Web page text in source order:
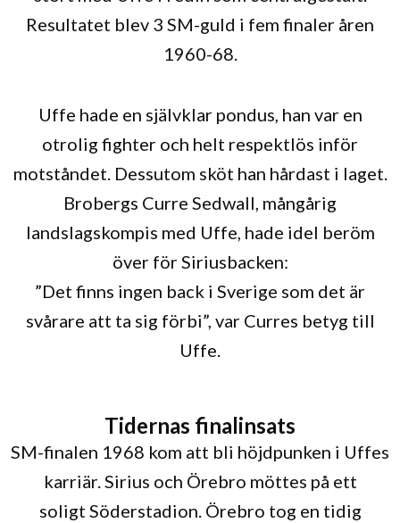
Resultatet blev 3 SM-guld i fem finaler åren
1960-68.
Uffe hade en självklar pondus, han var en
otrolig fighter och helt respektlös inför
motståndet. Dessutom sköt han hårdast i laget.
Brobergs Curre Sedwall, mångårig
landslagskompis med Uffe, hade idel beröm
över för Siriusbacken:
”Det finns ingen back i Sverige som det är
svårare att ta sig förbi”, var Curres betyg till
Uffe.
Tidernas finalinsats
SM-finalen 1968 kom att bli höjdpunken i Uffes
karriär. Sirius och Örebro möttes på ett
soligt Söderstadion. Örebro tog en tidig